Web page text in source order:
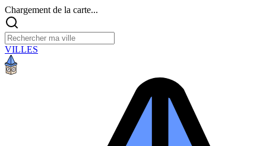
Chargement de la carte...
VILLES